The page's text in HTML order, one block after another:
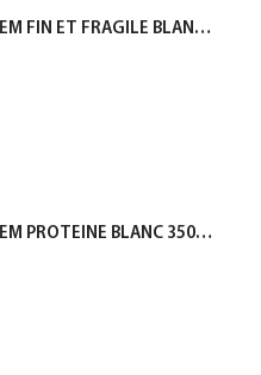
LILAS SHAMP EXT FEM FIN ET FRAGILE BLANC 350ML
LILAS SHAMP EXT FEM PROTEINE BLANC 350ML